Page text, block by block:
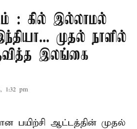
: கில் இல்லாமல்
முதல் நாளில்
இலங்கை
1:32 pm
பயிற்சி ஆட்டத்தின் முதல்